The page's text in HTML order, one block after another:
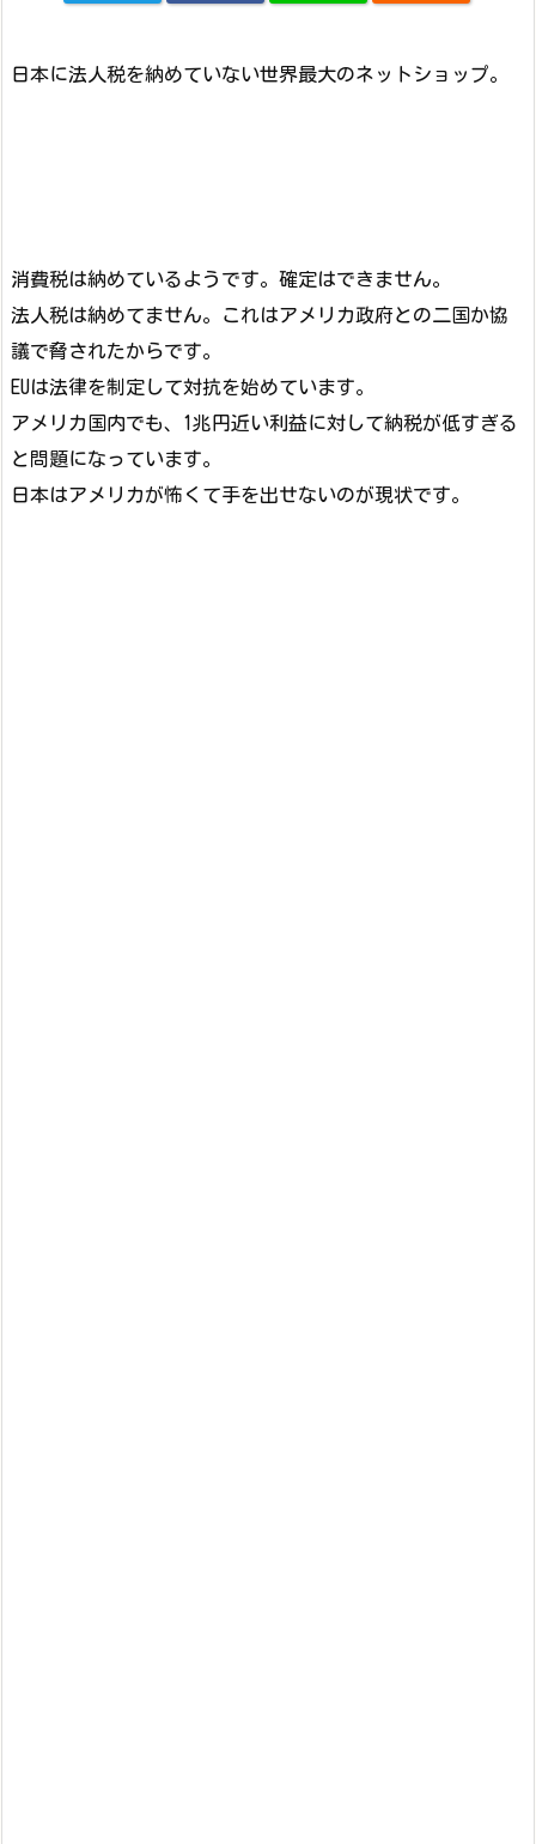
日本に法人税を納めていない世界最大のネットショップ。
消費税は納めているようです。確定はできません。
法人税は納めてません。これはアメリカ政府との二国か協
議で脅されたからです。
EUは法律を制定して対抗を始めています。
アメリカ国内でも、1兆円近い利益に対して納税が低すぎる
と問題になっています。
日本はアメリカが怖くて手を出せないのが現状です。